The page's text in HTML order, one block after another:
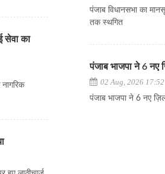
सेवा का
पंजाब विधानसभा का
तक स्थगित
पंजाब भाजपा ने 6 नए
02 Aug, 2026 17:52
पंजाब भाजपा ने 6 नए